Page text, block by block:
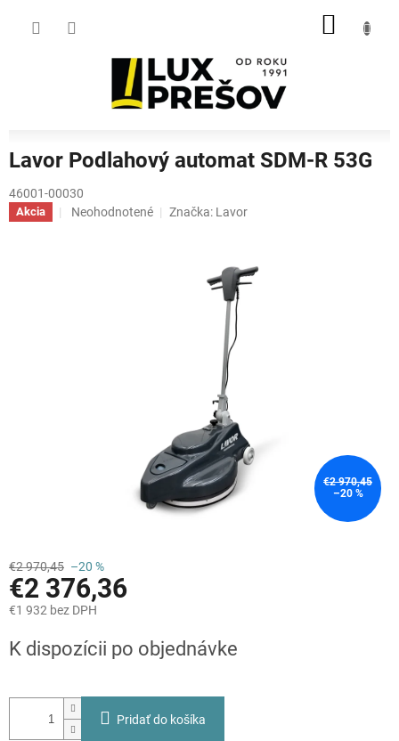
Lavor Podlahový automat SDM-R 53G
46001-00030
Akcia
Priemerné
Neohodnotené Značka: Lavor
€2 970,45
–20 %
€2 970,45 –20 %
€2 376,36
€1 932 bez DPH
cena:
K dispozícii po objednávke
Pridať do košíka